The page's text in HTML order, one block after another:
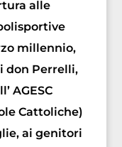
alle
millennio,
don Perrelli,
AGESC
Cattoliche)
ai genitori